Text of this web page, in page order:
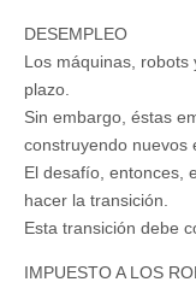
DESEMPLEO
Los máquinas,
plazo.
Sin embargo, éstas
construyendo nuevos
El desafío, entonces,
hacer la transición.
Esta transición debe
IMPUESTO A LOS